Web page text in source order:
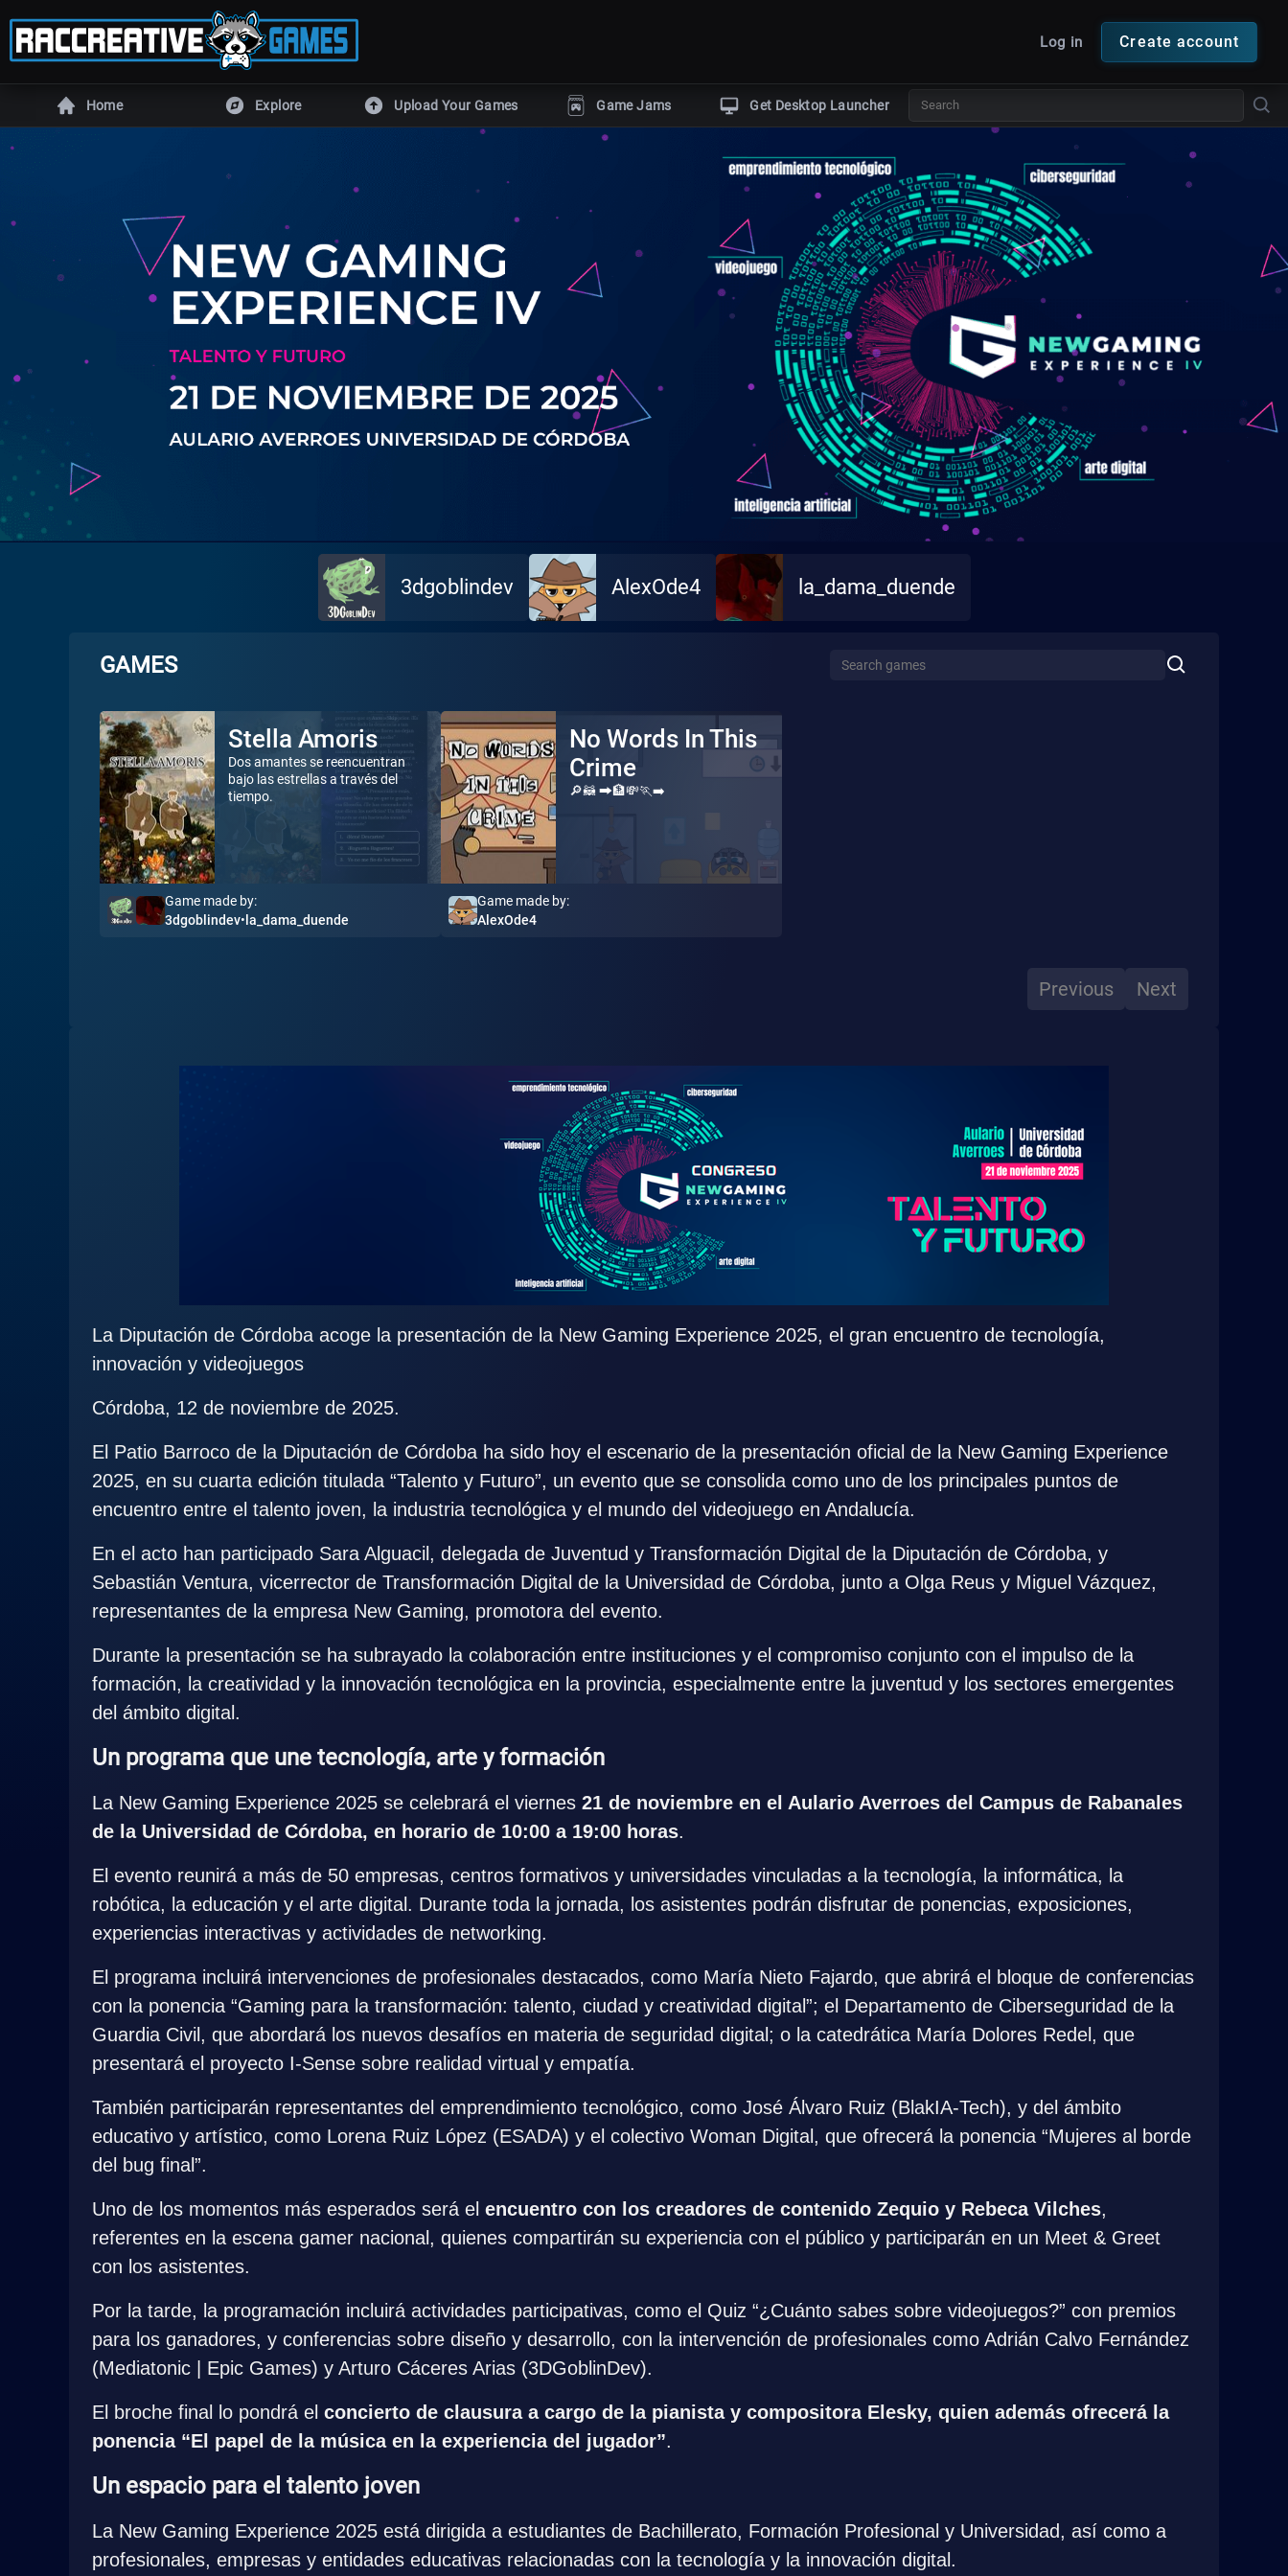
Log in Create account
Home Explore
Armory Godot
GameMaker RPG Maker
MORE All games
Upload Your Games Game Jams Get Desktop Launcher
3dgoblindev AlexOde4 la_dama_duende
GAMES
Stella Amoris
Dos amantes se reencuentran
bajo las estrellas a través del
tiempo.
Game made by:
3dgoblindev• la_dama_duende
No Words In This
Crime
🔎🦝 🠲🏦💸🏃‍➡️
Game made by:
AlexOde4
Previous Next
La Diputación de Córdoba acoge la presentación de la New Gaming Experience 2025, el gran encuentro de tecnología,
innovación y videojuegos
Córdoba, 12 de noviembre de 2025.
El Patio Barroco de la Diputación de Córdoba ha sido hoy el escenario de la presentación oficial de la New Gaming Experience
2025, en su cuarta edición titulada “Talento y Futuro”, un evento que se consolida como uno de los principales puntos de
encuentro entre el talento joven, la industria tecnológica y el mundo del videojuego en Andalucía.
En el acto han participado Sara Alguacil, delegada de Juventud y Transformación Digital de la Diputación de Córdoba, y
Sebastián Ventura, vicerrector de Transformación Digital de la Universidad de Córdoba, junto a Olga Reus y Miguel Vázquez,
representantes de la empresa New Gaming, promotora del evento.
Durante la presentación se ha subrayado la colaboración entre instituciones y el compromiso conjunto con el impulso de la
formación, la creatividad y la innovación tecnológica en la provincia, especialmente entre la juventud y los sectores emergentes
del ámbito digital.
Un programa que une tecnología, arte y formación
La New Gaming Experience 2025 se celebrará el viernes 21 de noviembre en el Aulario Averroes del Campus de Rabanales
de la Universidad de Córdoba, en horario de 10:00 a 19:00 horas.
El evento reunirá a más de 50 empresas, centros formativos y universidades vinculadas a la tecnología, la informática, la
robótica, la educación y el arte digital. Durante toda la jornada, los asistentes podrán disfrutar de ponencias, exposiciones,
experiencias interactivas y actividades de networking.
El programa incluirá intervenciones de profesionales destacados, como María Nieto Fajardo, que abrirá el bloque de conferencias
con la ponencia “Gaming para la transformación: talento, ciudad y creatividad digital”; el Departamento de Ciberseguridad de la
Guardia Civil, que abordará los nuevos desafíos en materia de seguridad digital; o la catedrática María Dolores Redel, que
presentará el proyecto I-Sense sobre realidad virtual y empatía.
También participarán representantes del emprendimiento tecnológico, como José Álvaro Ruiz (BlakIA-Tech), y del ámbito
educativo y artístico, como Lorena Ruiz López (ESADA) y el colectivo Woman Digital, que ofrecerá la ponencia “Mujeres al borde
del bug final”.
Uno de los momentos más esperados será el encuentro con los creadores de contenido Zequio y Rebeca Vilches,
referentes en la escena gamer nacional, quienes compartirán su experiencia con el público y participarán en un Meet & Greet
con los asistentes.
Por la tarde, la programación incluirá actividades participativas, como el Quiz “¿Cuánto sabes sobre videojuegos?” con premios
para los ganadores, y conferencias sobre diseño y desarrollo, con la intervención de profesionales como Adrián Calvo Fernández
(Mediatonic | Epic Games) y Arturo Cáceres Arias (3DGoblinDev).
El broche final lo pondrá el concierto de clausura a cargo de la pianista y compositora Elesky, quien además ofrecerá la
ponencia “El papel de la música en la experiencia del jugador”.
Un espacio para el talento joven
La New Gaming Experience 2025 está dirigida a estudiantes de Bachillerato, Formación Profesional y Universidad, así como a
profesionales, empresas y entidades educativas relacionadas con la tecnología y la innovación digital.